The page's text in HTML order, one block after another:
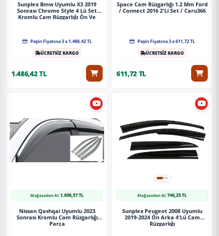
Sunplex Bmw Uyumlu X3 2019
Sonrası Chrome Style 4 Lü Set
Kromlu Cam Rüzgarlığı Ön Ve
Peşin Fiyatına 3 x 1.486,42 TL
ÜCRETSİZ KARGO
1.486,42 TL
Space Cam Rüzgarlığı 1.2 Mm Ford
/ Connect 2016 2'Li Set / Caru366
Peşin Fiyatına 3 x 611,72 TL
ÜCRETSİZ KARGO
611,72 TL
Mağazadan Al:1.698,57 TL
Nissan Qashqai Uyumlu 2023
Sonrası Kromlu Cam Rüzgarlığı
Parça
Mağazadan Al:746,25 TL
Sunplex Peugeot 2008 Uyumlu
2019-2024 Ön Arka 4'Lü Cam
Rüzgarlığı